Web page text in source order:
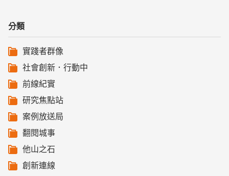
分類
實踐者群像
社會創新．行動中
前線紀實
研究焦點站
案例放送局
翻閱城事
他山之石
創新連線